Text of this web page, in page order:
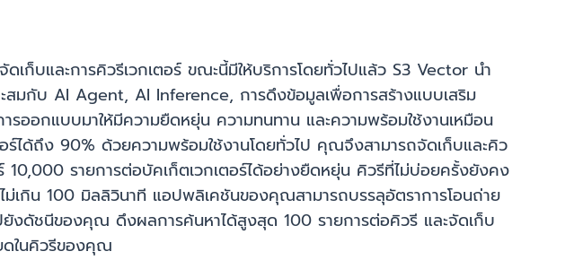
ก็บและการคิวรีเวกเตอร์ ขณะนี้มีให้บริการโดยทั่วไปแล้ว S3 Vector นำ
ะสมกับ AI Agent, AI Inference, การดึงข้อมูลเพื่อการสร้างแบบเสริม
รออกแบบมาให้มีความยืดหยุ่น ความทนทาน และความพร้อมใช้งานเหมือน
ได้ถึง 90% ด้วยความพร้อมใช้งานโดยทั่วไป คุณจึงสามารถจัดเก็บและคิว
10,000 รายการต่อบัคเก็ตเวกเตอร์ได้อย่างยืดหยุ่น คิวรีที่ไม่บ่อยครั้งยังคง
ม่เกิน 100 มิลลิวินาที แอปพลิเคชันของคุณสามารถบรรลุอัตราการโอนถ่าย
ยังดัชนีของคุณ ดึงผลการค้นหาได้สูงสุด 100 รายการต่อคิวรี และจัดเก็บ
ดในคิวรีของคุณ